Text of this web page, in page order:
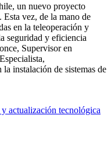
un nuevo proyecto
Esta vez, de la mano de
en la teleoperación y
seguridad y eficiencia
Supervisor en
la instalación de sistemas de